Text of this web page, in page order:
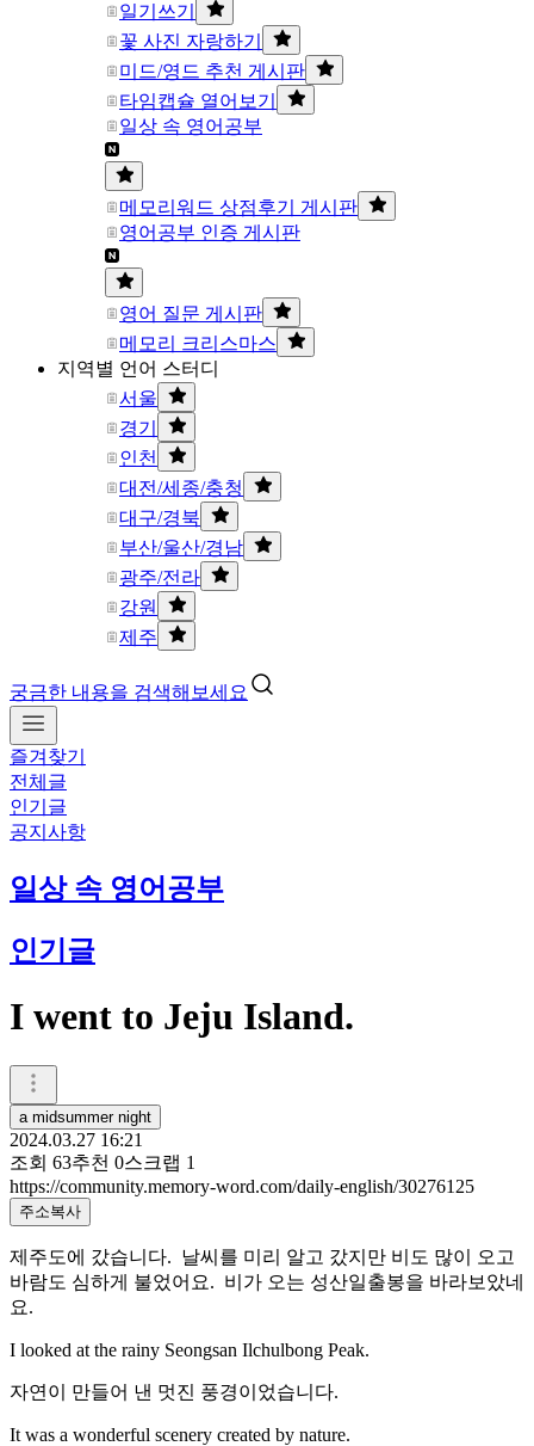
일기쓰기
꽃 사진 자랑하기
미드/영드 추천 게시판
타임캡슐 열어보기
일상 속 영어공부
메모리워드 상점후기 게시판
영어공부 인증 게시판
영어 질문 게시판
메모리 크리스마스
지역별 언어 스터디
서울
경기
인천
대전/세종/충청
대구/경북
부산/울산/경남
광주/전라
강원
제주
궁금한 내용을 검색해보세요
즐겨찾기
전체글
인기글
공지사항
일상 속 영어공부
인기글
I went to Jeju Island.
a midsummer night
2024.03.27 16:21
조회 63추천 0스크랩 1
https://community.memory-word.com/daily-english/30276125
주소복사
제주도에 갔습니다. 날씨를 미리 알고 갔지만 비도 많이 오고
바람도 심하게 불었어요. 비가 오는 성산일출봉을 바라보았네
요.
I looked at the rainy Seongsan Ilchulbong Peak.
자연이 만들어 낸 멋진 풍경이었습니다.
It was a wonderful scenery created by nature.